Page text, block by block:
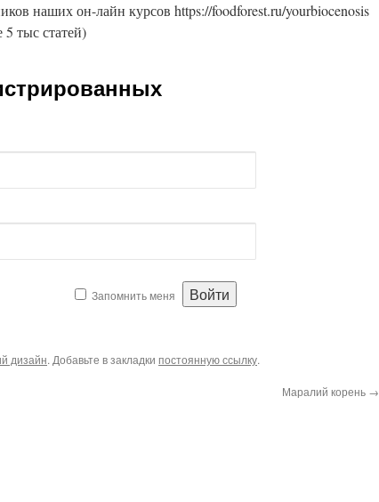
наших он-лайн курсов https://foodforest.ru/yourbiocenosis
5 тыс статей)
Запомнить меня
дизайн. Добавьте в закладки постоянную ссылку.
Маралий корень →